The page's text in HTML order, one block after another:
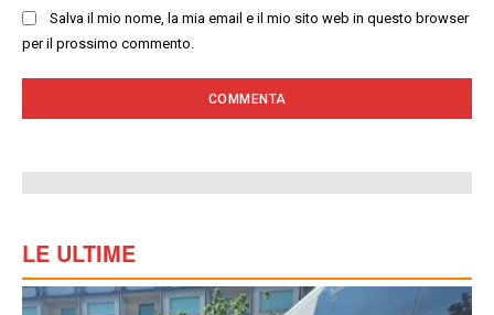
Salva il mio nome, la mia email e il mio sito web in questo browser
per il prossimo commento.
LE ULTIME